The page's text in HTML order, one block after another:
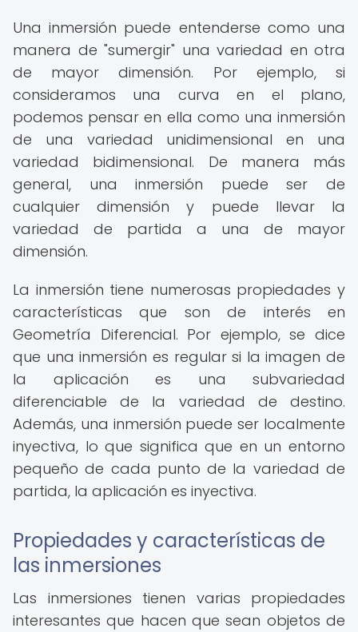
Una inmersión puede entenderse como una
manera de "sumergir" una variedad en otra
de mayor dimensión. Por ejemplo, si
consideramos una curva en el plano,
podemos pensar en ella como una inmersión
de una variedad unidimensional en una
variedad bidimensional. De manera más
general, una inmersión puede ser de
cualquier dimensión y puede llevar la
variedad de partida a una de mayor
dimensión.
La inmersión tiene numerosas propiedades y
características que son de interés en
Geometría Diferencial. Por ejemplo, se dice
que una inmersión es regular si la imagen de
la aplicación es una subvariedad
diferenciable de la variedad de destino.
Además, una inmersión puede ser localmente
inyectiva, lo que significa que en un entorno
pequeño de cada punto de la variedad de
partida, la aplicación es inyectiva.
Propiedades y características de
las inmersiones
Las inmersiones tienen varias propiedades
interesantes que hacen que sean objetos de